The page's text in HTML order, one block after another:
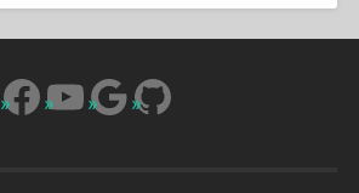
Facebook
YouTube
Google
GitHub